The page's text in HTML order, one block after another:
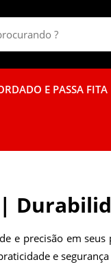
E PASSA FITA
e precisão em
e